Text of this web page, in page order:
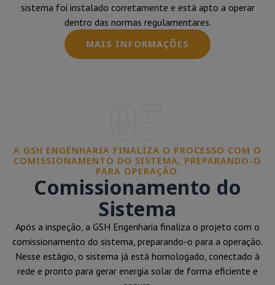
sistema foi instalado corretamente e está apto a operar
dentro das normas regulamentares.
MAIS INFORMAÇÕES
A GSH ENGENHARIA FINALIZA O PROCESSO COM O
COMISSIONAMENTO DO SISTEMA, PREPARANDO-O
PARA OPERAÇÃO.
Comissionamento do
Sistema
Após a inspeção, a GSH Engenharia finaliza o projeto com o
comissionamento do sistema, preparando-o para a operação.
Nesse estágio, o sistema já está homologado, conectado à
rede e pronto para gerar energia solar de forma eficiente e